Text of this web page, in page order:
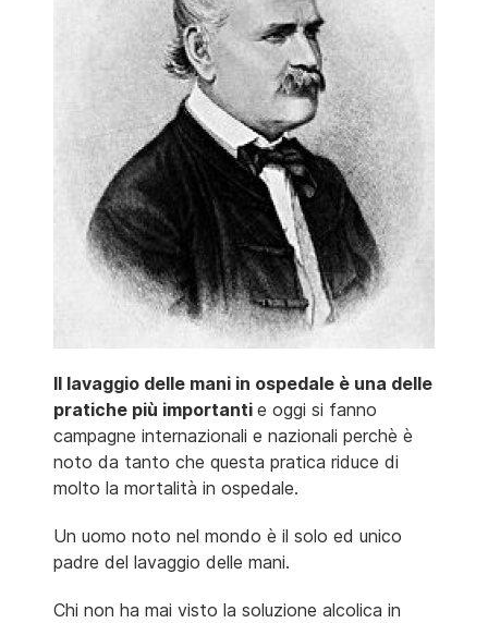
Il lavaggio delle mani in ospedale è una delle
pratiche più importanti e oggi si fanno
campagne internazionali e nazionali perchè è
noto da tanto che questa pratica riduce di
molto la mortalità in ospedale.
Un uomo noto nel mondo è il solo ed unico
padre del lavaggio delle mani.
Chi non ha mai visto la soluzione alcolica in